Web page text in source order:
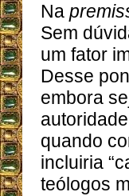
Na
Sem
um fator
Desse
embora
quando
incluiria
teólogos